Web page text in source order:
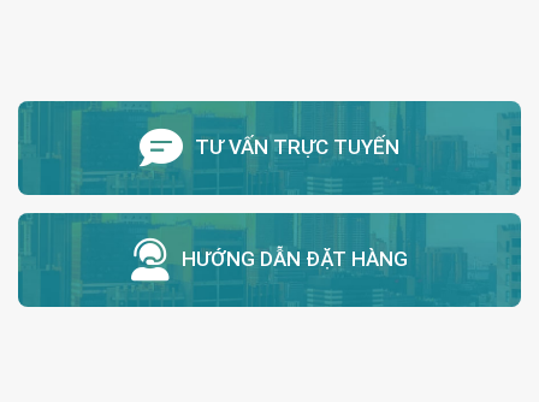
TƯ VẤN TRỰC TUYẾN
HƯỚNG DẪN ĐẶT HÀNG